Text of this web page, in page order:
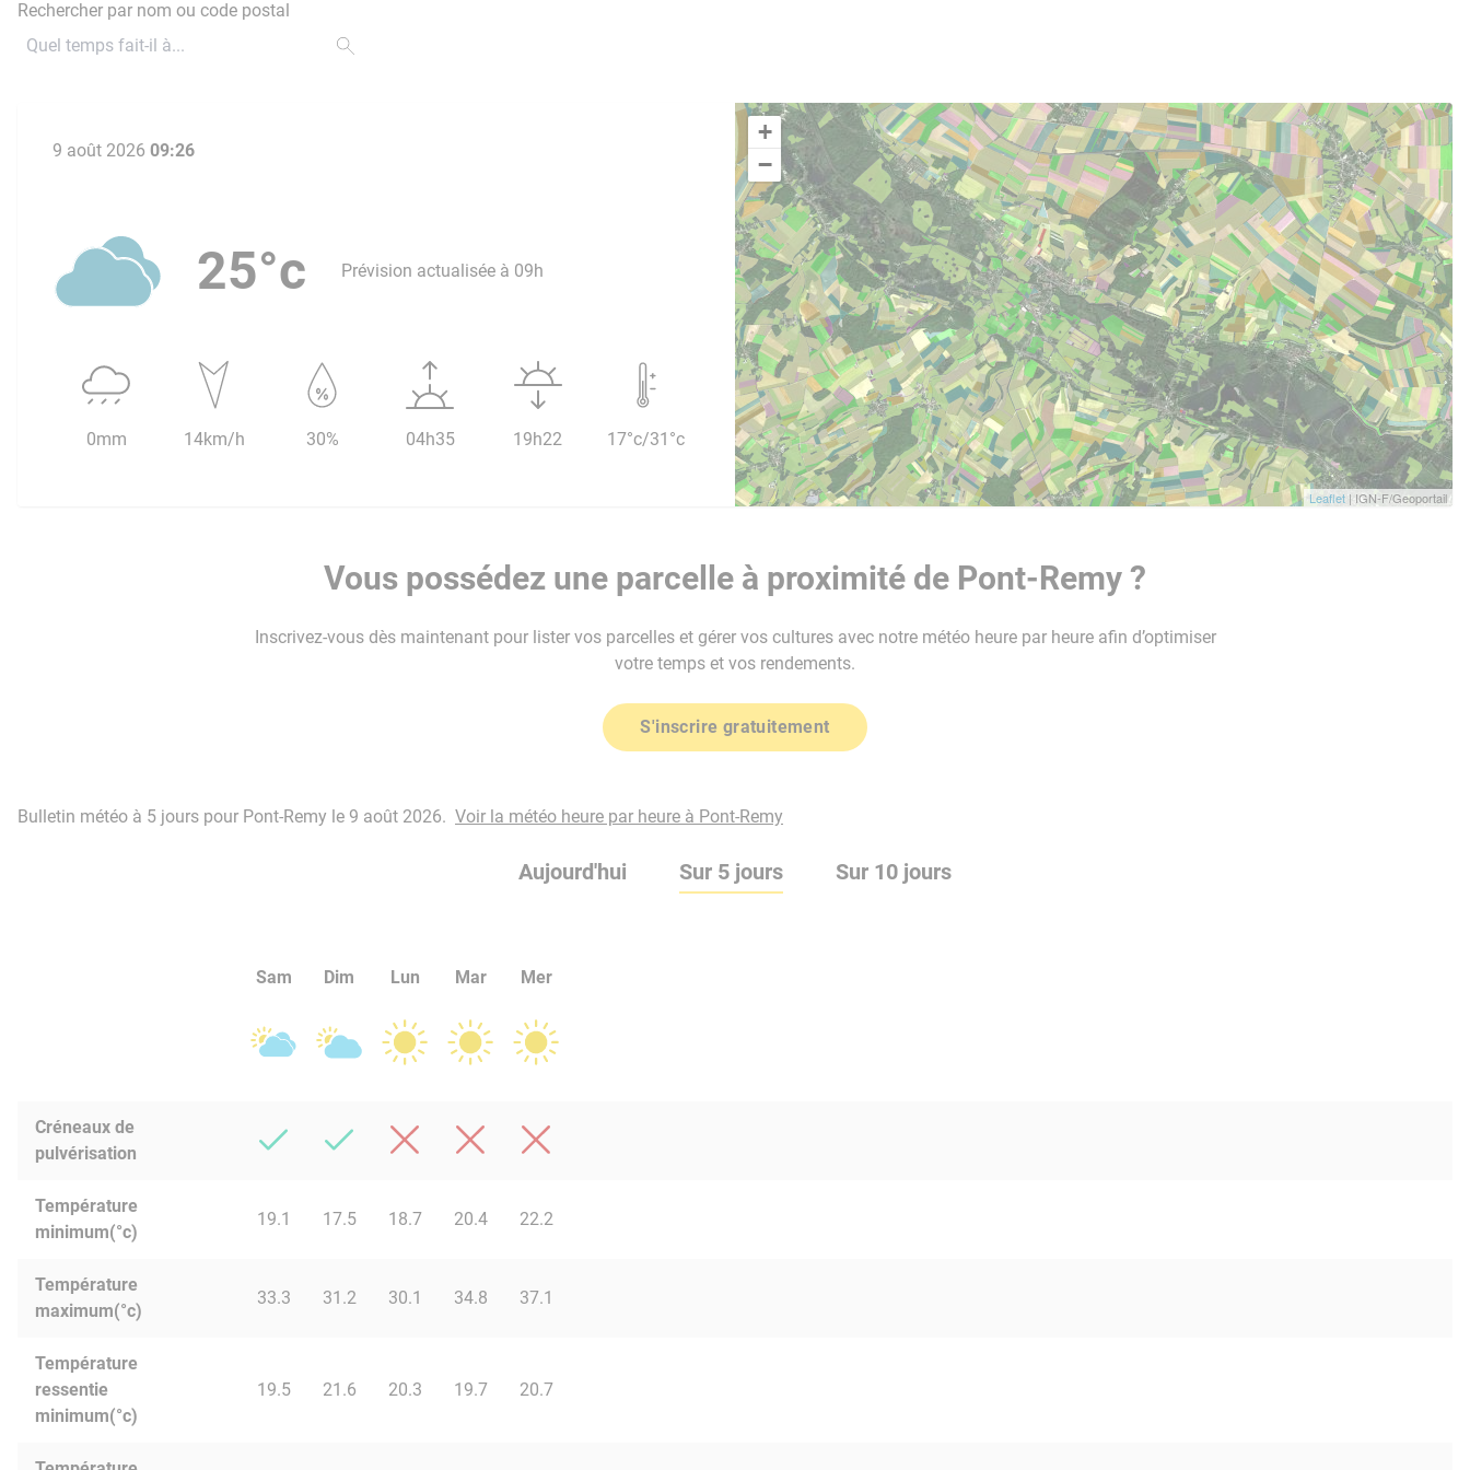
Rechercher par nom ou code postal
+
−
Leaflet| IGN-F/Geoportail
9 août 2026 09:26
25°c Prévision actualisée à 09h
0mm 14km/h 30% 04h35 19h22 17°c/31°c
Vous possédez une parcelle à proximité de Pont-Remy ?
Inscrivez-vous dès maintenant pour lister vos parcelles et gérer vos cultures avec notre météo heure par heure afin d’optimiser
votre temps et vos rendements.
S'inscrire gratuitement
Bulletin météo à 5 jours pour Pont-Remy le 9 août 2026. Voir la météo heure par heure à Pont-Remy
Aujourd'hui Sur 5 jours Sur 10 jours
Sam Dim Lun Mar Mer
Créneaux de
pulvérisation
Température
minimum(°c)
19.1 17.5 18.7 20.4 22.2
Température
maximum(°c)
33.3 31.2 30.1 34.8 37.1
Température
ressentie
minimum(°c)
19.5 21.6 20.3 19.7 20.7